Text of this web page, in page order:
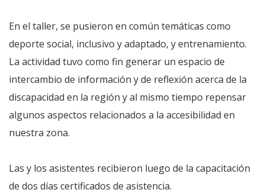
En el taller, se pusieron en común temáticas como
deporte social, inclusivo y adaptado, y entrenamiento.
La actividad tuvo como fin generar un espacio de
intercambio de información y de reflexión acerca de la
discapacidad en la región y al mismo tiempo repensar
algunos aspectos relacionados a la accesibilidad en
nuestra zona.
Las y los asistentes recibieron luego de la capacitación
de dos días certificados de asistencia.